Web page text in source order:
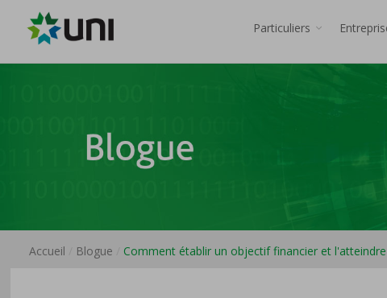
Particuliers
Accueil Blogue Comment établir un objectif financier et